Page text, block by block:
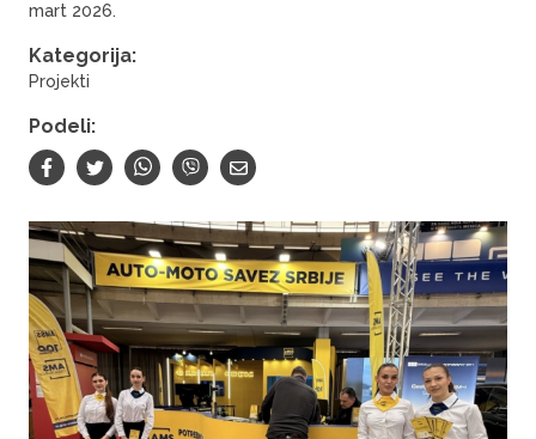
mart 2026.
Kategorija:
Projekti
Podeli: